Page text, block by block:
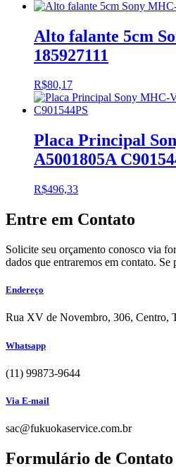
Alto falante 5cm
185927111
R$80,17
Placa Principal
A5001805A
R$496,33
Entre em Contato
Solicite seu orçamento conosco via
dados que entraremos em contato.
Endereço
Rua XV de Novembro, 306, Centro,
Whatsapp
(11) 99873-9644
Via E-mail
sac@fukuokaservice.com.br
Formulário de Contato